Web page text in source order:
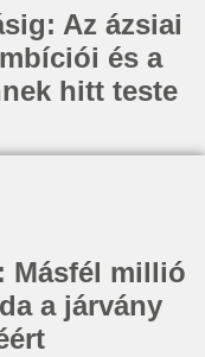
Az ázsiai
és a
hitt teste
Másfél millió
a járvány